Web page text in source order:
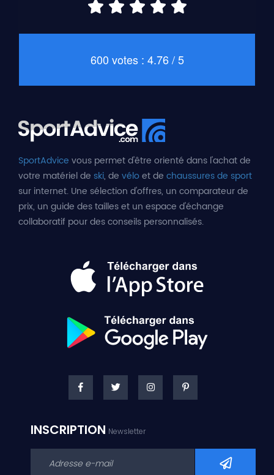
600 votes : 4.76 / 5
SportAdvice vous permet d'être orienté dans l'achat de
votre matériel de ski, de véloet de chaussures de sport
sur internet. Une sélection d'offres, un comparateur de
prix, un guide des tailles et un espace d'échange
collaboratif pour des conseils personnalisés.
INSCRIPTION Newsletter